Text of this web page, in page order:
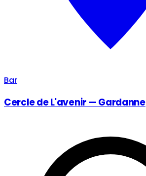
Bar
Cercle de L'avenir — Gardanne